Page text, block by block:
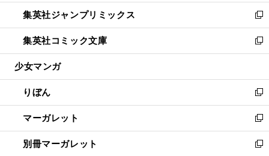
く
ウ
で
開
く
ン
ド
ウ
で
開
ウ
ィ
ン
ド
ウ
開
く
し
い
ウ
ィ
ン
ウ
で
開
く
集英社ジャンプリミックス
新
し
い
ウ
ン
ド
ウ
で
開
く
集英社コミック文庫
新
し
ウ
ィ
ン
ド
ウ
で
少女マンガ
りぼん
新
し
い
ウ
ィ
マーガレット
新
し
い
別冊マーガレット
新